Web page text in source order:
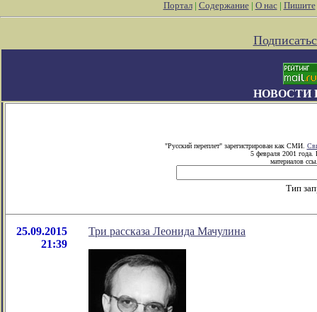
Портал| Содержание| О нас| Пишите
НОВОСТИ
"Русский переплет" зарегистрирован как СМИ.
5 февраля 2001 года.
материалов
Тип
25.09.2015
21:39
Три рассказа Леонида Мачулина